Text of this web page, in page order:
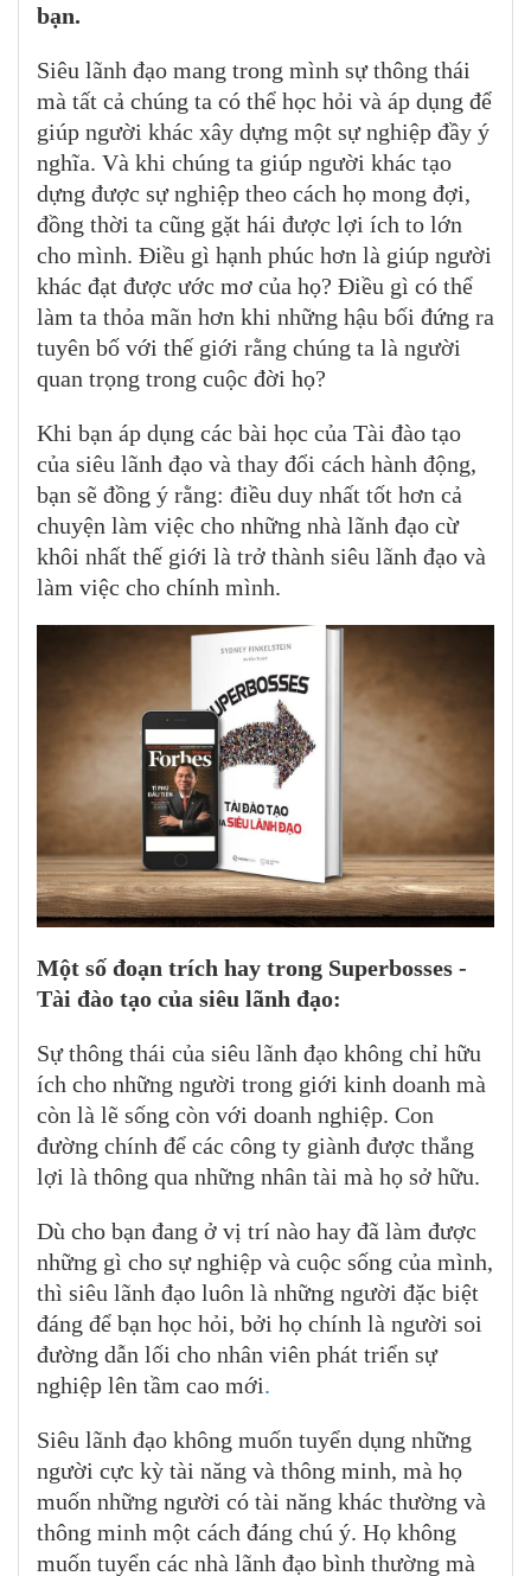
bạn.
Siêu lãnh đạo mang trong mình sự thông thái
mà tất cả chúng ta có thể học hỏi và áp dụng để
giúp người khác xây dựng một sự nghiệp đầy ý
nghĩa. Và khi chúng ta giúp người khác tạo
dựng được sự nghiệp theo cách họ mong đợi,
đồng thời ta cũng gặt hái được lợi ích to lớn
cho mình. Điều gì hạnh phúc hơn là giúp người
khác đạt được ước mơ của họ? Điều gì có thể
làm ta thỏa mãn hơn khi những hậu bối đứng ra
tuyên bố với thế giới rằng chúng ta là người
quan trọng trong cuộc đời họ?
Khi bạn áp dụng các bài học của Tài đào tạo
của siêu lãnh đạo và thay đổi cách hành động,
bạn sẽ đồng ý rằng: điều duy nhất tốt hơn cả
chuyện làm việc cho những nhà lãnh đạo cừ
khôi nhất thế giới là trở thành siêu lãnh đạo và
làm việc cho chính mình.
Một số đoạn trích hay trong Superbosses -
Tài đào tạo của siêu lãnh đạo:
Sự thông thái của siêu lãnh đạo không chỉ hữu
ích cho những người trong giới kinh doanh mà
còn là lẽ sống còn với doanh nghiệp. Con
đường chính để các công ty giành được thắng
lợi là thông qua những nhân tài mà họ sở hữu.
Dù cho bạn đang ở vị trí nào hay đã làm được
những gì cho sự nghiệp và cuộc sống của mình,
thì siêu lãnh đạo luôn là những người đặc biệt
đáng để bạn học hỏi, bởi họ chính là người soi
đường dẫn lối cho nhân viên phát triển sự
nghiệp lên tầm cao mới.
Siêu lãnh đạo không muốn tuyển dụng những
người cực kỳ tài năng và thông minh, mà họ
muốn những người có tài năng khác thường và
thông minh một cách đáng chú ý. Họ không
muốn tuyển các nhà lãnh đạo bình thường mà